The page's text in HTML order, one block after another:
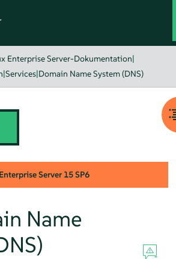
Enterprise Server-Dokumentation|
|Services|Domain Name System (DNS)
Server 15 SP6
Name